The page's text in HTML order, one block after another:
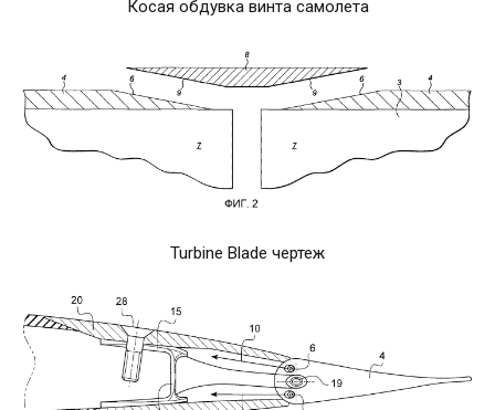
Косая обдувка винта самолета
Turbine Blade чертеж